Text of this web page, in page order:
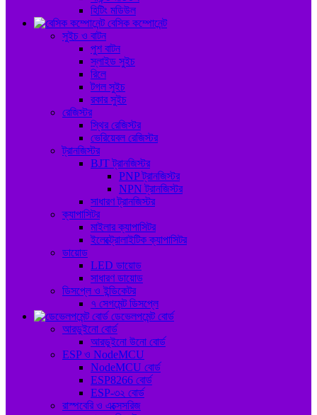
হিটিং মডিউল
বেসিক কম্পোনেন্ট
সুইচ ও বাটন
পুশ বাটন
স্লাইড সুইচ
রিলে
টগল সুইচ
রকার সুইচ
রেজিস্টর
স্থির রেজিস্টর
ভেরিয়েবল রেজিস্টর
ট্রানজিস্টর
BJT ট্রানজিস্টর
PNP ট্রানজিস্টর
NPN ট্রানজিস্টর
সাধারণ ট্রানজিস্টর
ক্যাপাসিটর
মাইলার ক্যাপাসিটর
ইলেক্ট্রোলাইটিক ক্যাপাসিটর
ডায়োড
LED ডায়োড
সাধারণ ডায়োড
ডিসপ্লে ও ইন্ডিকেটর
৭ সেগমেন্ট ডিসপ্লে
ডেভেলপমেন্ট বোর্ড
আরডুইনো বোর্ড
আরডুইনো উনো বোর্ড
ESP ও NodeMCU
NodeMCU বোর্ড
ESP8266 বোর্ড
ESP-৩২ বোর্ড
রাস্পবেরি ও এক্সেসরিজ